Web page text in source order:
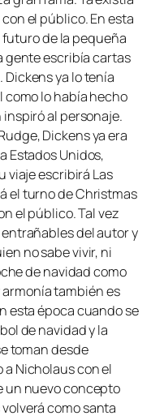
el público. En esta
futuro de la pequeña
gente escribía cartas
ya lo tenía
lo había hecho
al personaje.
, Dickens ya era
Estados Unidos,
viaje escribirá Las
el turno deChristmas
el público. Tal vez
del autor y
no sabe vivir, ni
de navidad como
también es
esta época cuando se
de navidad y la
toman desde
Nicholaus con el
un nuevo concepto
como santa